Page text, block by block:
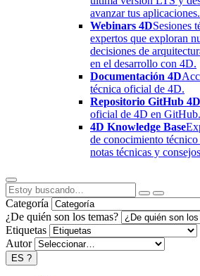
avanzar tus aplicaciones.
Webinars 4DSesiones
expertos que exploran
decisiones de
en el desarrollo con 4D.
Documentación 4D
técnica oficial de 4D.
Repositorio GitHub 4D
oficial de 4D en GitHub.
4D Knowledge Base
de conocimiento técnico
notas técnicas y
Categoría
¿De quién son los temas?
Etiquetas
Autor
ES ?